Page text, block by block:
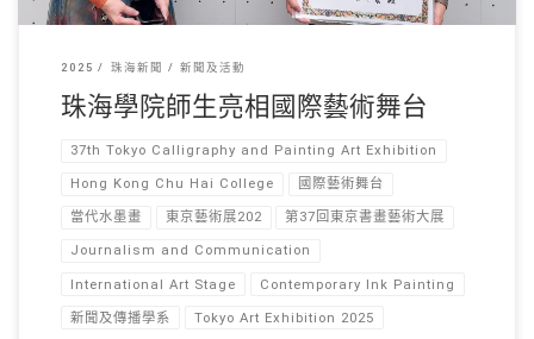
2025 珠海新聞 新聞及活動
珠海學院師生亮相國際藝術舞台
37th Tokyo Calligraphy and Painting Art Exhibition
Hong Kong Chu Hai College 國際藝術舞台
當代水墨畫 東京藝術展202 第37回東京書畫藝術大展
Journalism and Communication
International Art Stage Contemporary Ink Painting
新聞及傳播學系 Tokyo Art Exhibition 2025